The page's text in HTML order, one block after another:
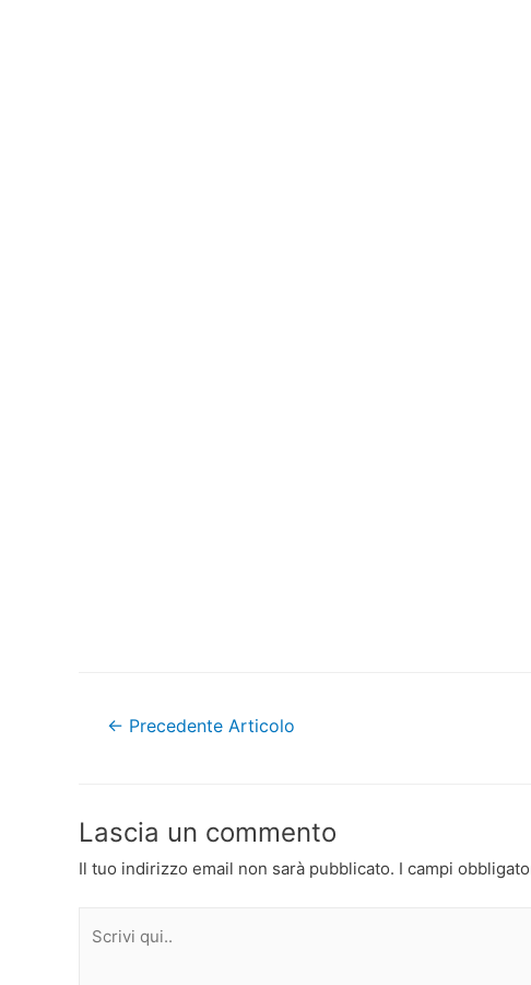
Navigazione
← Precedente Articolo
Lascia un commento
Il tuo indirizzo email non sarà pubblicato. I campi